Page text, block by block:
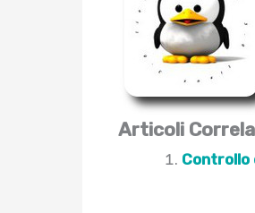
Articoli
Controllo